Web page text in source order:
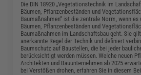
Die DIN 18920 „Vegetationstechnik im
Bäumen, Pflanzenbeständen und
Baumaßnahmen“ ist die zentrale Norm, wenn
Bäumen, Pflanzenbeständen und
Baumaßnahmen im Landschaftsbau geht. Sie
anerkannte Regel der Technik und definiert
Baumschutz auf Baustellen, die bei jeder
berücksichtigt werden müssen. Welche neuen
Architekten und Bauunternehmen ab 2025
bei Verstößen drohen, erfahren Sie in diesem